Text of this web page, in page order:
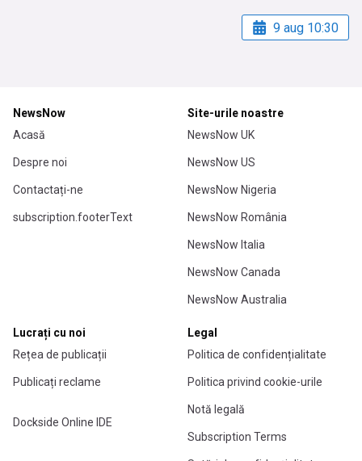
9 aug 10:30
NewsNow
Acasă
Despre noi
Contactați-ne
subscription.footerText
Site-urile noastre
NewsNow UK
NewsNow US
NewsNow Nigeria
NewsNow România
NewsNow Italia
NewsNow Canada
NewsNow Australia
Lucrați cu noi
Rețea de publicații
Publicați reclame
Dockside Online IDE
Legal
Politica de confidențialitate
Politica privind cookie-urile
Notă legală
Subscription Terms